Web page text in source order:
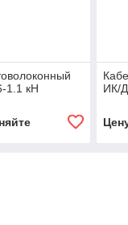
1.1 кН
ИК/